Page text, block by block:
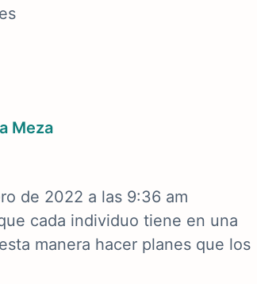
Meza
de 2022 a las 9:36 am
cada individuo tiene en una
manera hacer planes que los